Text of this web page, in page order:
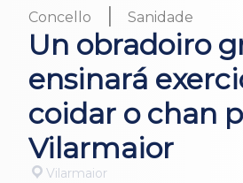
Concello | Sanidade
Un obradoiro
ensinará
coidar o chan
Vilarmaior
Vilarmaior